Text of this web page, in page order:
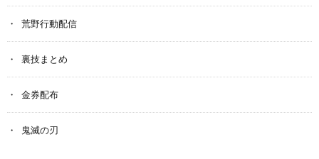
荒野行動配信
裏技まとめ
金券配布
鬼滅の刃